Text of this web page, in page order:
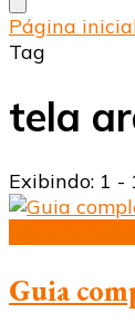
Página
Tag
tela
Exibindo: 1 -
Guia